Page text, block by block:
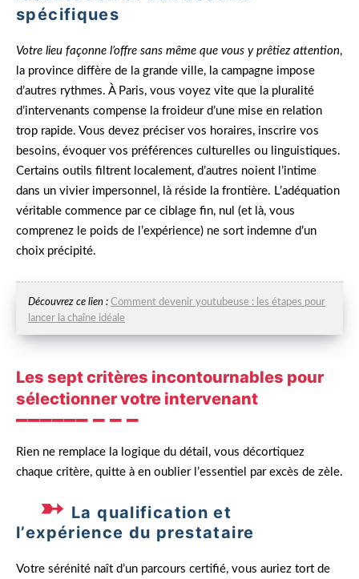
spécifiques
Votre lieu façonne l’offre sans même que vous y prêtiez attention,
la province diffère de la grande ville, la campagne impose
d’autres rythmes. À Paris, vous voyez vite que la pluralité
d’intervenants compense la froideur d’une mise en relation
trop rapide. Vous devez préciser vos horaires, inscrire vos
besoins, évoquer vos préférences culturelles ou linguistiques.
Certains outils filtrent localement, d’autres noient l’intime
dans un vivier impersonnel, là réside la frontière. L’adéquation
véritable commence par ce ciblage fin, nul (et là, vous
comprenez le poids de l’expérience) ne sort indemne d’un
choix précipité.
Découvrez ce lien : Comment devenir youtubeuse : les étapes pour
lancer la chaîne idéale
Les sept critères incontournables pour
sélectionner votre intervenant
Rien ne remplace la logique du détail, vous décortiquez
chaque critère, quitte à en oublier l’essentiel par excès de zèle.
La qualification et
l’expérience du prestataire
Votre sérénité naît d’un parcours certifié, vous auriez tort de